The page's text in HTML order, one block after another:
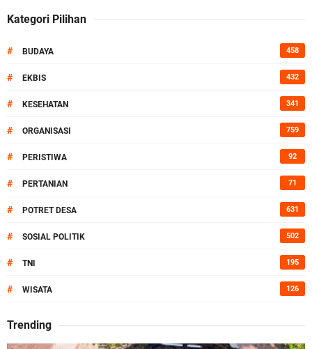
Kategori Pilihan
# BUDAYA 458
# EKBIS 432
# KESEHATAN 341
# ORGANISASI 759
# PERISTIWA 92
# PERTANIAN 71
# POTRET DESA 631
# SOSIAL POLITIK 502
# TNI 195
# WISATA 126
Trending